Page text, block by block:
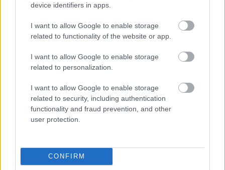
device identifiers in apps.
I want to allow Google to enable storage
related to functionality of the website or app.
I want to allow Google to enable storage
related to personalization.
I want to allow Google to enable storage
related to security, including authentication
functionality and fraud prevention, and other
user protection.
CONFIRM
Quo Vadis
Sir Cesare Finta Gonzago•2015. december 20.